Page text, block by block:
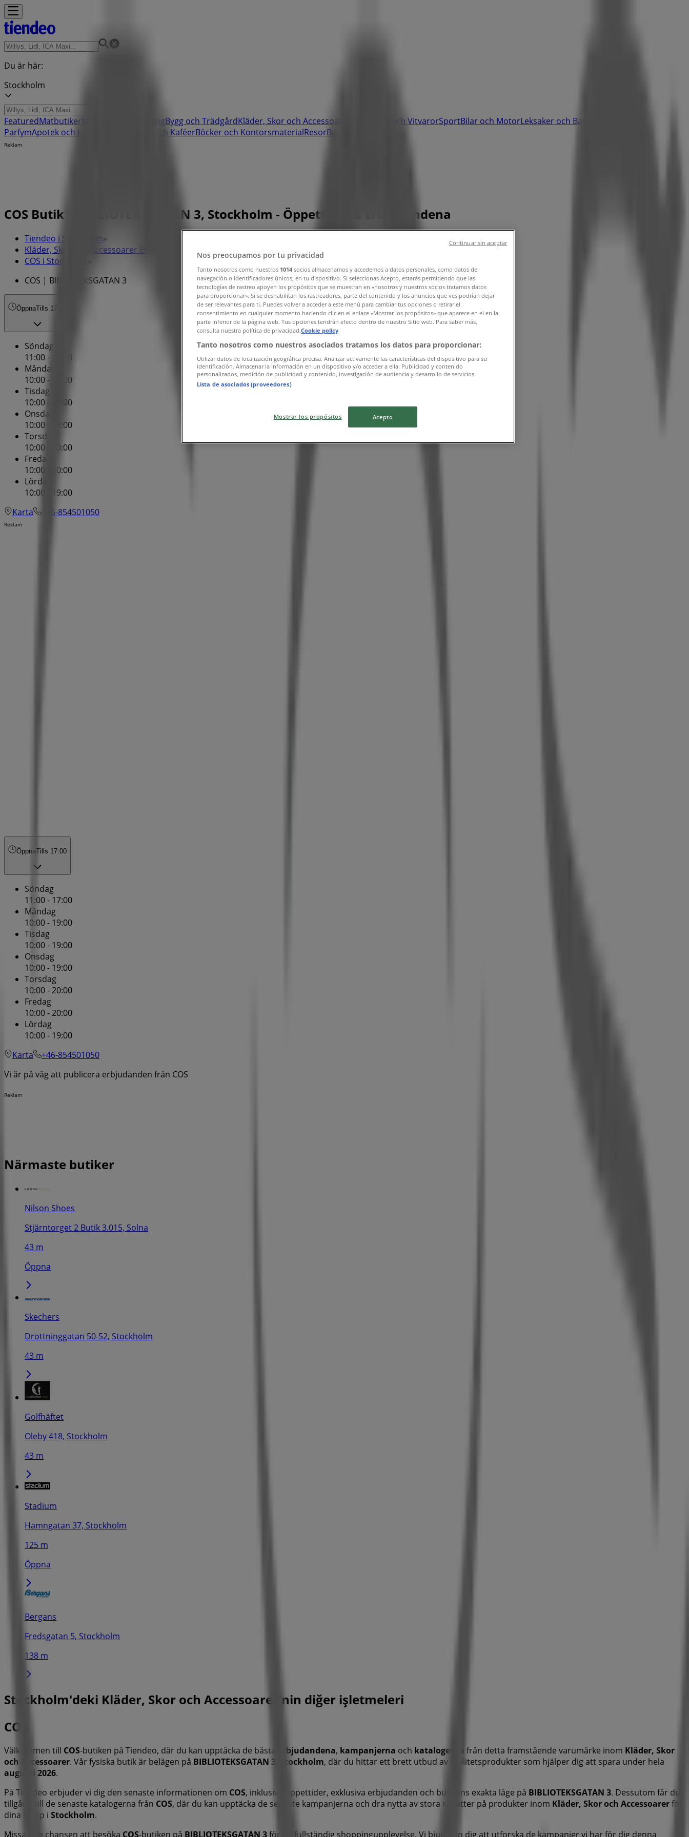
Du är här:
Stockholm
FeaturedMatbutikerMöbler och InredningBygg och TrädgårdKläder, Skor och Accessoarer Elektronik och VitvarorSportBilar och MotorLeksaker och Barn
ParfymApotek och Hälsa Restauranger och KaféerBöcker och KontorsmaterialResorBanker
Reklam
COS Butik | BIBLIOTEKSGATAN 3, Stockholm - Öppettider & Erbjudandena
Tiendeo i Stockholm»
Kläder, Skor och Accessoarer Erbjudanden i Stockholm
COS i Stockholm
COS | BIBLIOTEKSGATAN 3
ÖppnaTills 17:00
Söndag
11:00 - 17:00
Måndag
10:00 - 19:00
Tisdag
10:00 - 19:00
Onsdag
10:00 - 19:00
Torsdag
10:00 - 20:00
Fredag
10:00 - 20:00
Lördag
10:00 - 19:00
Karta
+46-854501050
Reklam
ÖppnaTills 17:00
Söndag
11:00 - 17:00
Måndag
10:00 - 19:00
Tisdag
10:00 - 19:00
Onsdag
10:00 - 19:00
Torsdag
10:00 - 20:00
Fredag
10:00 - 20:00
Lördag
10:00 - 19:00
Karta
+46-854501050
Vi är på väg att publicera erbjudanden från COS
Reklam
Närmaste butiker
Nilson Shoes
Stjärntorget 2 Butik 3.015, Solna
43 m
Öppna
Skechers
Drottninggatan 50-52, Stockholm
43 m
Golfhäftet
Oleby 418, Stockholm
43 m
Stadium
Hamngatan 37, Stockholm
125 m
Öppna
Bergans
Fredsgatan 5, Stockholm
138 m
Stockholm'deki Kläder, Skor och Accessoarer'nin diğer işletmeleri
COS
Välkommen till COS-butiken på Tiendeo, där du kan upptäcka de bästa erbjudandena, kampanjerna och katalogerna från detta framstående varumärke inom Kläder, Skor
och Accessoarer. Vår fysiska butik är belägen på BIBLIOTEKSGATAN 3 Stockholm, där du hittar ett brett utbud av kvalitetsprodukter som hjälper dig att spara under hela
augusti 2026.
På Tiendeo erbjuder vi dig den senaste informationen om COS, inklusive öppettider, exklusiva erbjudanden och butikens exakta läge på BIBLIOTEKSGATAN 3. Dessutom får du
tillgång till de senaste katalogerna från COS, där du kan upptäcka de senaste kampanjerna och dra nytta av stora rabatter på produkter inom Kläder, Skor och Accessoarerför
dina inköp i Stockholm.
Missa inte chansen att besöka COS-butiken på BIBLIOTEKSGATAN 3för en fullständig shoppingupplevelse. Vi bjuder in dig att utforska de kampanjer vi har för dig denna
Nos preocupamos por tu privacidad
Tanto nosotros como nuestros 1014 socios almacenamos y accedemos a datos personales, como datos de
navegación o identificadores únicos, en tu dispositivo. Si seleccionas Acepto, estarás permitiendo que las
tecnologías de rastreo apoyen los propósitos que se muestran en «nosotros y nuestros socios tratamos datos
para proporcionar». Si se deshabilitan los rastreadores, parte del contenido y los anuncios que ves podrían dejar
de ser relevantes para ti. Puedes volver a acceder a este menú para cambiar tus opciones o retirar el
consentimiento en cualquier momento haciendo clic en el enlace «Mostrar los propósitos» que aparece en el en la
parte inferior de la página web. Tus opciones tendrán efecto dentro de nuestro Sitio web. Para saber más,
consulta nuestra política de privacidad.Cookie policy
Tanto nosotros como nuestros asociados tratamos los datos para proporcionar:
Utilizar datos de localización geográfica precisa. Analizar activamente las características del dispositivo para su
identificación. Almacenar la información en un dispositivo y/o acceder a ella. Publicidad y contenido
personalizados, medición de publicidad y contenido, investigación de audiencia y desarrollo de servicios.
Lista de asociados (proveedores)
Mostrar los propósitos Acepto
Continuar sin aceptar